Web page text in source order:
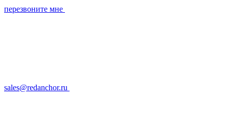
перезвоните мне
sales@redanchor.ru